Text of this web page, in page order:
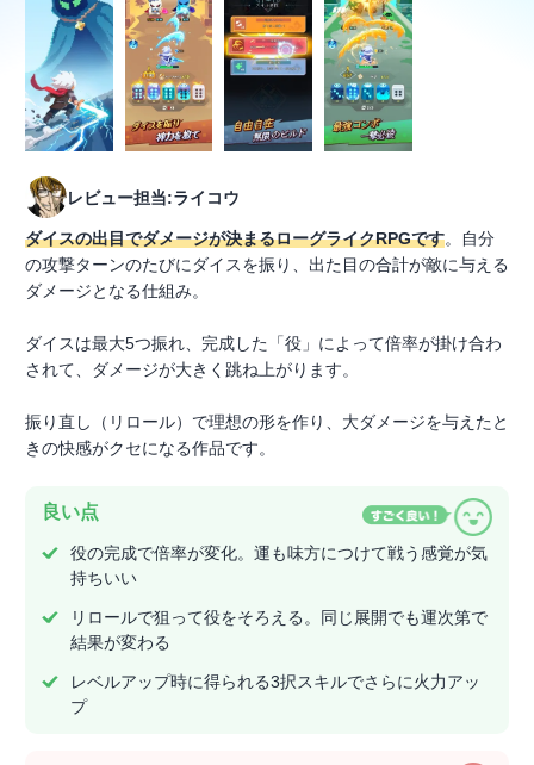
レビュー担当:ライコウ
ダイスの出目でダメージが決まるローグライクRPGです。自分
の攻撃ターンのたびにダイスを振り、出た目の合計が敵に与える
ダメージとなる仕組み。
ダイスは最大5つ振れ、完成した「役」によって倍率が掛け合わ
されて、ダメージが大きく跳ね上がります。
振り直し（リロール）で理想の形を作り、大ダメージを与えたと
きの快感がクセになる作品です。
良い点
役の完成で倍率が変化。運も味方につけて戦う感覚が気
持ちいい
リロールで狙って役をそろえる。同じ展開でも運次第で
結果が変わる
レベルアップ時に得られる3択スキルでさらに火力アッ
プ